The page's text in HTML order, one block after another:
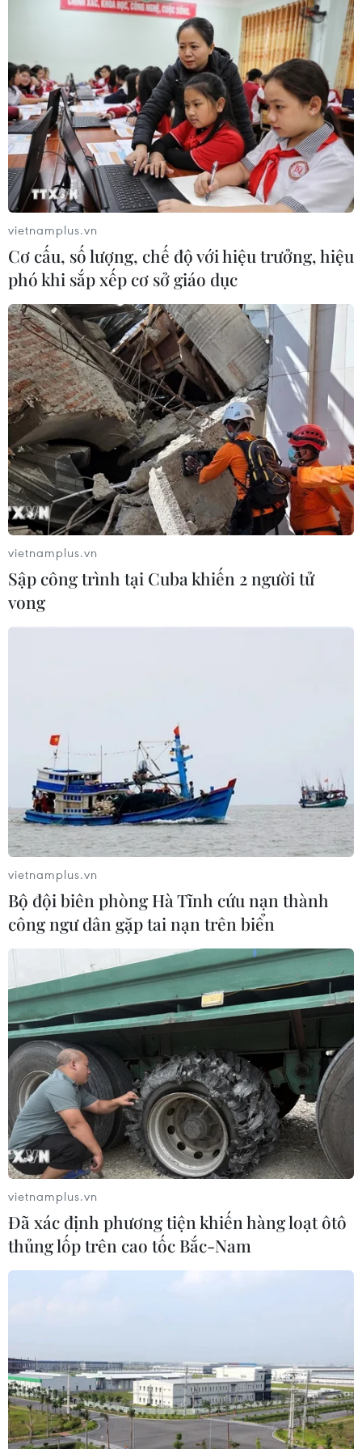
dịch nâng cao kỹ năng lái xe môtô, xe
gắn máy
07/08/2026 14:37
vietnamplus.vn
Cơ cấu, số lượng, chế độ với hiệu trưởng, hiệu
phó khi sắp xếp cơ sở giáo dục
vietnamplus.vn
Sập công trình tại Cuba khiến 2 người tử
vong
vietnamplus.vn
Bộ đội biên phòng Hà Tĩnh cứu nạn thành
công ngư dân gặp tai nạn trên biển
vietnamplus.vn
Đã xác định phương tiện khiến hàng loạt ôtô
thủng lốp trên cao tốc Bắc-Nam